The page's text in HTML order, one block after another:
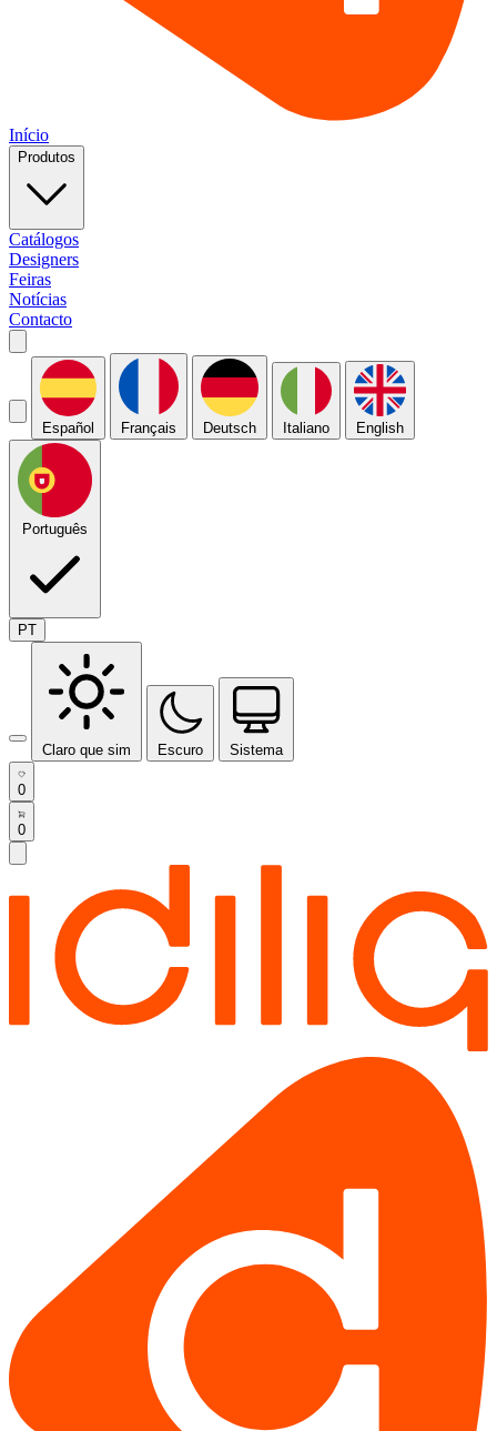
Início
Produtos
Catálogos
Designers
Feiras
Notícias
Contacto
Español Français Deutsch Italiano English
Português
PT
Claro que sim Escuro Sistema
0
0